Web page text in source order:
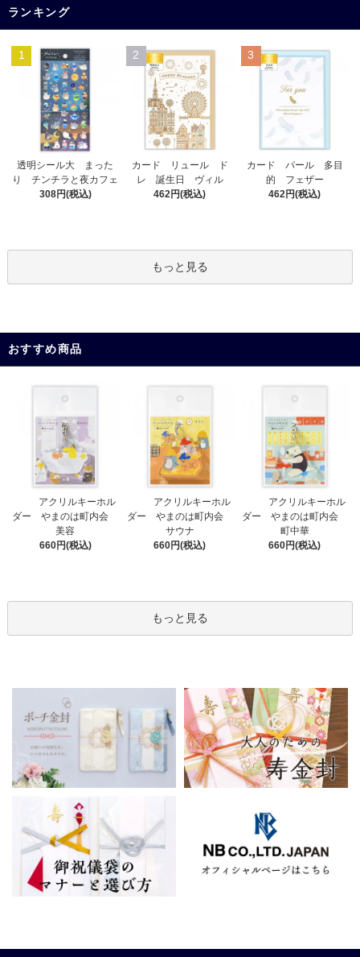
ランキング
1
透明シール大 まった
り チンチラと夜カフェ
308円(税込)
2
カード リュール ド
レ 誕生日 ヴィル
462円(税込)
3
カード パール 多目
的 フェザー
462円(税込)
もっと見る
おすすめ商品
アクリルキーホル
ダー やまのは町内会
美容
660円(税込)
アクリルキーホル
ダー やまのは町内会
サウナ
660円(税込)
アクリルキーホル
ダー やまのは町内会
町中華
660円(税込)
もっと見る